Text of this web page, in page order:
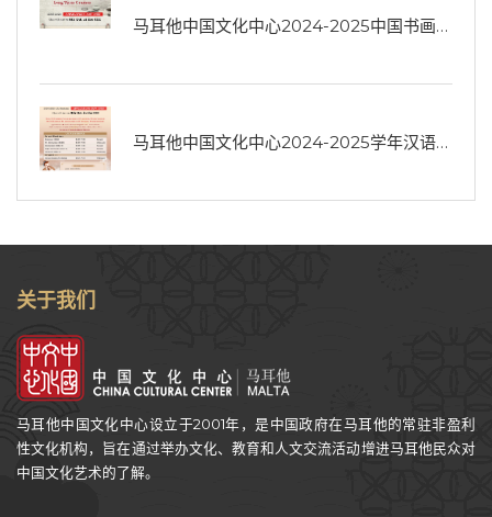
马耳他中国文化中心2024-2025中国书画长期班即将开班
马耳他中国文化中心2024-2025学年汉语培训班招生
关于我们
马耳他中国文化中心设立于2001年，是中国政府在马耳他的常驻非盈利
性文化机构，旨在通过举办文化、教育和人文交流活动增进马耳他民众对
中国文化艺术的了解。